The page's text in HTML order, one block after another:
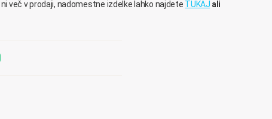
ni več v prodaji, nadomestne izdelke lahko najdete TUKAJ ali